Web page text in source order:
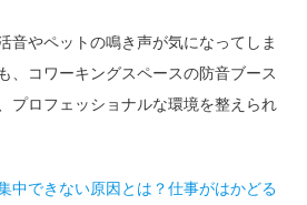
音やペットの鳴き声が気になってしま
、コワーキングスペースの防音ブース
プロフェッショナルな環境を整えられ
中できない原因とは？仕事がはかどる